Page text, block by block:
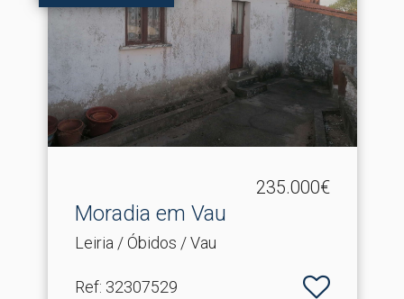
235.000€
Moradia em Vau
Leiria / Óbidos / Vau
Ref: 32307529